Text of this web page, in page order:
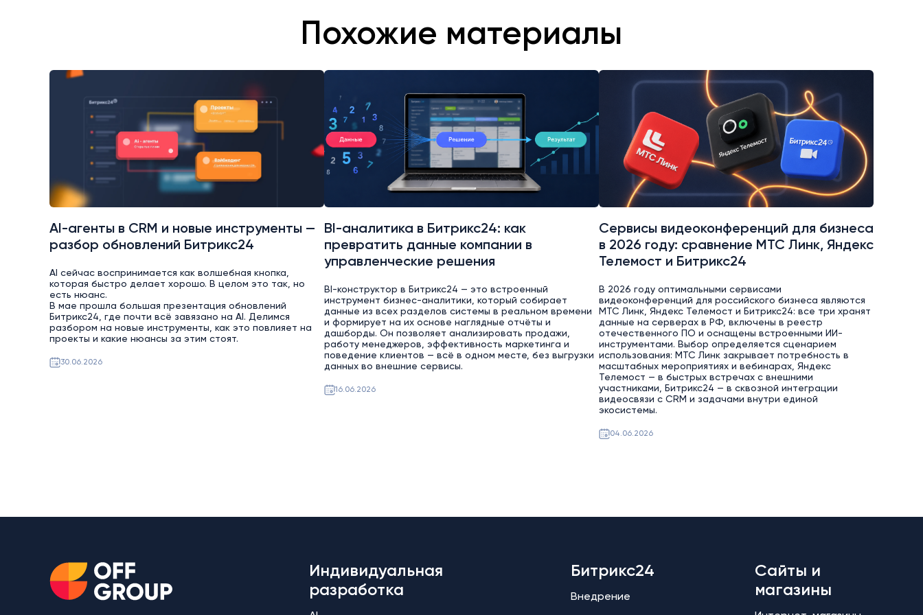
Похожие материалы
AI-агенты в CRM и новые инструменты —
разбор обновлений Битрикс24
AI сейчас воспринимается как волшебная кнопка,
которая быстро делает хорошо. В целом это так, но
есть нюанс.
В мае прошла большая презентация обновлений
Битрикс24, где почти всё завязано на AI. Делимся
разбором на новые инструменты, как это повлияет на
проекты и какие нюансы за этим стоят.
30.06.2026
BI-аналитика в Битрикс24: как
превратить данные компании в
управленческие решения
BI-конструктор в Битрикс24 — это встроенный
инструмент бизнес-аналитики, который собирает
данные из всех разделов системы в реальном времени
и формирует на их основе наглядные отчёты и
дашборды. Он позволяет анализировать продажи,
работу менеджеров, эффективность маркетинга и
поведение клиентов — всё в одном месте, без выгрузки
данных во внешние сервисы.
16.06.2026
Сервисы видеоконференций для бизнеса
в 2026 году: сравнение МТС Линк, Яндекс
Телемост и Битрикс24
В 2026 году оптимальными сервисами
видеоконференций для российского бизнеса являются
МТС Линк, Яндекс Телемост и Битрикс24: все три хранят
данные на серверах в РФ, включены в реестр
отечественного ПО и оснащены встроенными ИИ-
инструментами. Выбор определяется сценарием
использования: МТС Линк закрывает потребность в
масштабных мероприятиях и вебинарах, Яндекс
Телемост — в быстрых встречах с внешними
участниками, Битрикс24 — в сквозной интеграции
видеосвязи с CRM и задачами внутри единой
экосистемы.
04.06.2026
Индивидуальная
разработка
Битрикс24
Внедрение
Сайты и
магазины